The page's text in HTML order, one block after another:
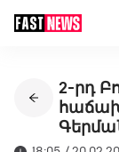
2-րդ